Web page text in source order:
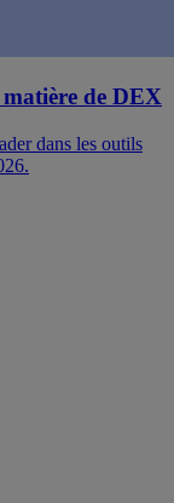
de DEX
dans les outils